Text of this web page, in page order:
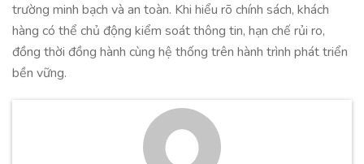
trường minh bạch và an toàn. Khi hiểu rõ chính sách, khách
hàng có thể chủ động kiểm soát thông tin, hạn chế rủi ro,
đồng thời đồng hành cùng hệ thống trên hành trình phát triển
bền vững.